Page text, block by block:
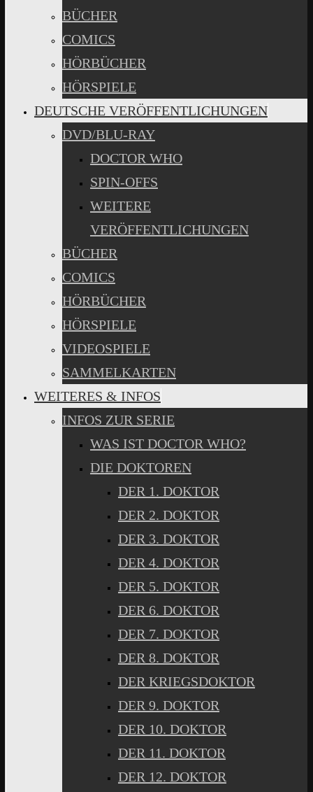
BÜCHER
COMICS
HÖRBÜCHER
HÖRSPIELE
DEUTSCHE VERÖFFENTLICHUNGEN
DVD/BLU-RAY
DOCTOR WHO
SPIN-OFFS
WEITERE
VERÖFFENTLICHUNGEN
BÜCHER
COMICS
HÖRBÜCHER
HÖRSPIELE
VIDEOSPIELE
SAMMELKARTEN
WEITERES & INFOS
INFOS ZUR SERIE
WAS IST DOCTOR WHO?
DIE DOKTOREN
DER 1. DOKTOR
DER 2. DOKTOR
DER 3. DOKTOR
DER 4. DOKTOR
DER 5. DOKTOR
DER 6. DOKTOR
DER 7. DOKTOR
DER 8. DOKTOR
DER KRIEGSDOKTOR
DER 9. DOKTOR
DER 10. DOKTOR
DER 11. DOKTOR
DER 12. DOKTOR